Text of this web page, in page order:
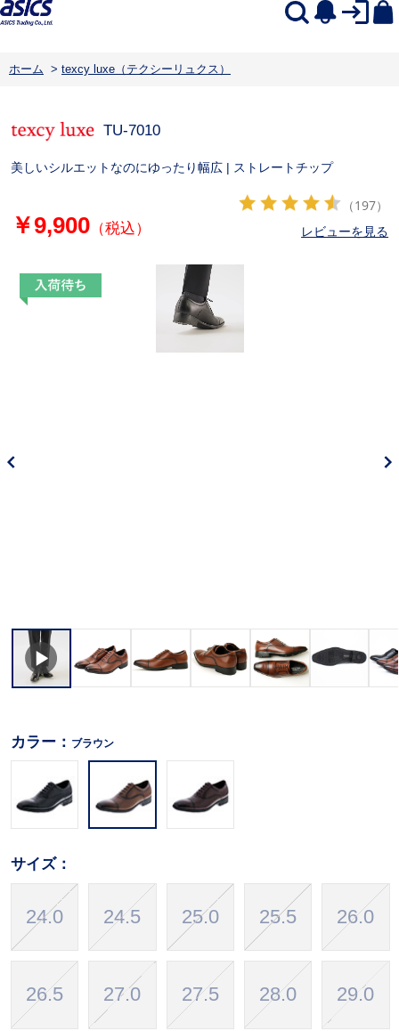
ホーム > texcy luxe（テクシーリュクス）
TU-7010
美しいシルエットなのにゆったり幅広 | ストレートチップ
￥9,900（税込）
（197）
レビューを見る
カラー： ブラウン
サイズ：
24.0 24.5 25.0 25.5 26.0
26.5 27.0 27.5 28.0 29.0